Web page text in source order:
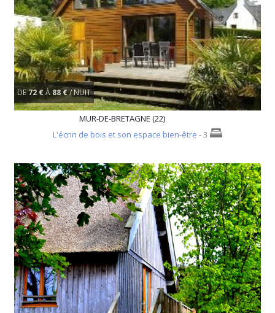
DE72 €À 88 €/ NUIT
MUR-DE-BRETAGNE (22)
L'écrin de bois et son espace bien-être - 3